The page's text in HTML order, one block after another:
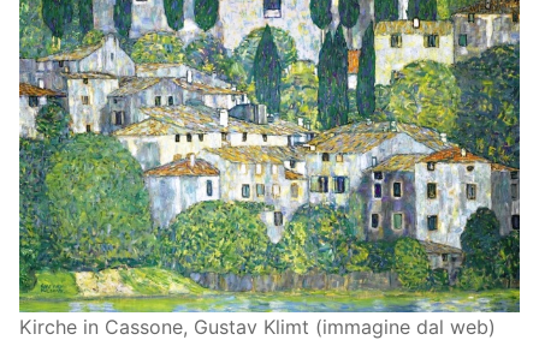
Kirche in Cassone, Gustav Klimt (immagine dal web)